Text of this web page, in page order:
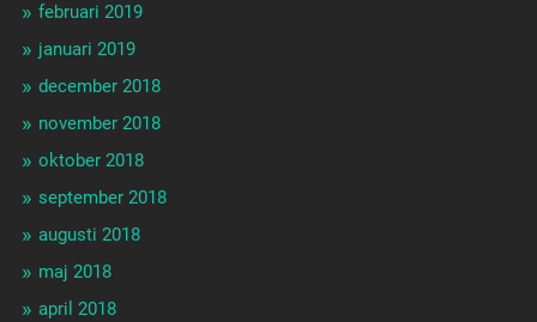
februari 2019
januari 2019
december 2018
november 2018
oktober 2018
september 2018
augusti 2018
maj 2018
april 2018